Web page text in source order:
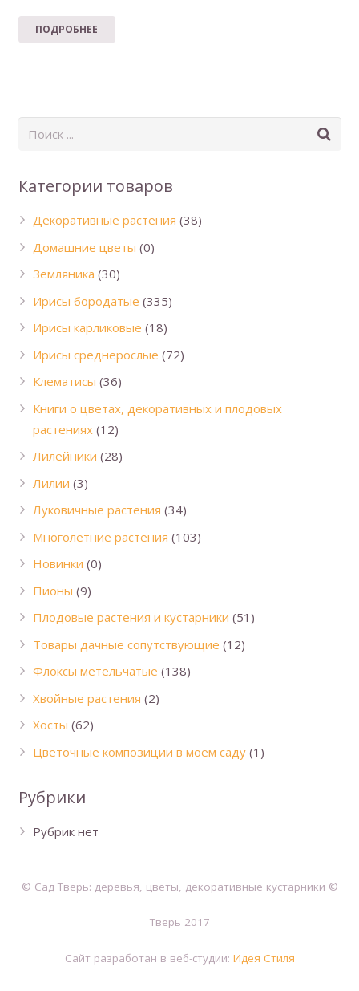
ПОДРОБНЕЕ
Категории товаров
Декоративные растения (38)
Домашние цветы (0)
Земляника (30)
Ирисы бородатые (335)
Ирисы карликовые (18)
Ирисы среднерослые (72)
Клематисы (36)
Книги о цветах, декоративных и плодовых
растениях (12)
Лилейники (28)
Лилии (3)
Луковичные растения (34)
Многолетние растения (103)
Новинки (0)
Пионы (9)
Плодовые растения и кустарники (51)
Товары дачные сопутствующие (12)
Флоксы метельчатые (138)
Хвойные растения (2)
Хосты (62)
Цветочные композиции в моем саду (1)
Рубрики
Рубрик нет
© Сад Тверь: деревья, цветы, декоративные кустарники ©
Тверь 2017
Сайт разработан в веб-студии: Идея Стиля